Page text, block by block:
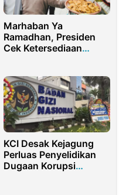
Marhaban Ya
Ramadhan, Presiden
Cek Ketersediaan
KCI Desak Kejagung
Perluas Penyelidikan
Dugaan Korupsi